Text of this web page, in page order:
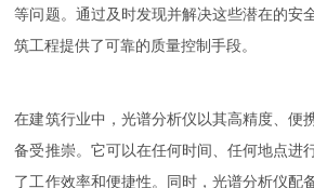
等问题。通过及时发现并解决这些潜在的安
筑工程提供了可靠的质量控制手段。
在建筑行业中，光谱分析仪以其高精度、便
备受推崇。它可以在任何时间、任何地点进
了工作效率和便捷性。同时，光谱分析仪配